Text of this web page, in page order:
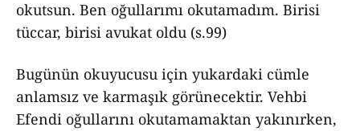
okutsun. Ben oğullarımı okutamadım. Birisi
tüccar, birisi avukat oldu (s.99)
Bugünün okuyucusu için yukardaki cümle
anlamsız ve karmaşık görünecektir. Vehbi
Efendi oğullarını okutamamaktan yakınırken,